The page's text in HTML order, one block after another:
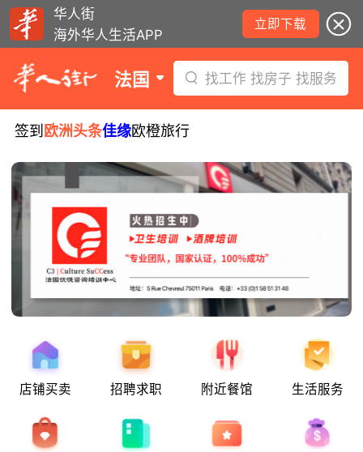
华人街
海外华人生活APP
立即下载
法国 找工作 找房子 找服务
签到 欧洲头条佳缘欧橙旅行
店铺买卖 招聘求职 附近餐馆 生活服务
8月5日要闻：易捷航空八月罢工预警！
数字度假支票使用受限！警惕网络募捐
无栏杆收费站逃费将重罚！